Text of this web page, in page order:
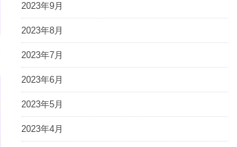
2023年9月
2023年8月
2023年7月
2023年6月
2023年5月
2023年4月